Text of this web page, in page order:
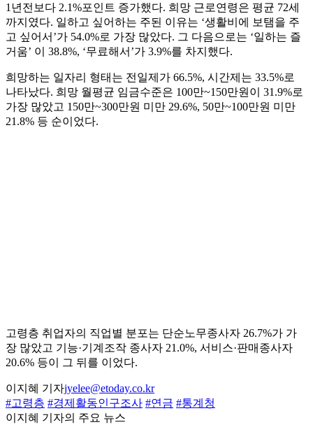
1년전보다 2.1%포인트 증가했다. 희망 근로연령은 평균 72세
까지였다. 일하고 싶어하는 주된 이유는 ‘생활비에 보탬을 주
고 싶어서’가 54.0%로 가장 많았다. 그 다음으로는 ‘일하는 즐
거움’ 이 38.8%, ‘무료해서’가 3.9%를 차지했다.
희망하는 일자리 형태는 전일제가 66.5%, 시간제는 33.5%로
나타났다. 희망 월평균 임금수준은 100만~150만원이 31.9%로
가장 많았고 150만~300만원 미만 29.6%, 50만~100만원 미만
21.8% 등 순이었다.
고령층 취업자의 직업별 분포는 단순노무종사자 26.7%가 가
장 많았고 기능·기계조작 종사자 21.0%, 서비스·판매종사자
20.6% 등이 그 뒤를 이었다.
이지혜 기자jyelee@etoday.co.kr
#고령층 #경제활동인구조사 #연금 #통계청
이지혜 기자의 주요 뉴스